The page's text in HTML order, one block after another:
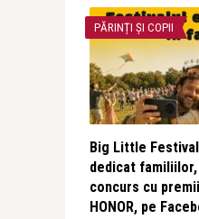
PĂRINȚI ȘI COPII
Big Little
dedicat familiilor,
concurs cu
HONOR, pe